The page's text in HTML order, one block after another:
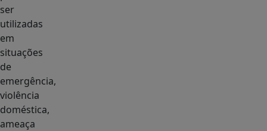
ser
utilizadas
em
situações
de
emergência,
violência
doméstica,
ameaça